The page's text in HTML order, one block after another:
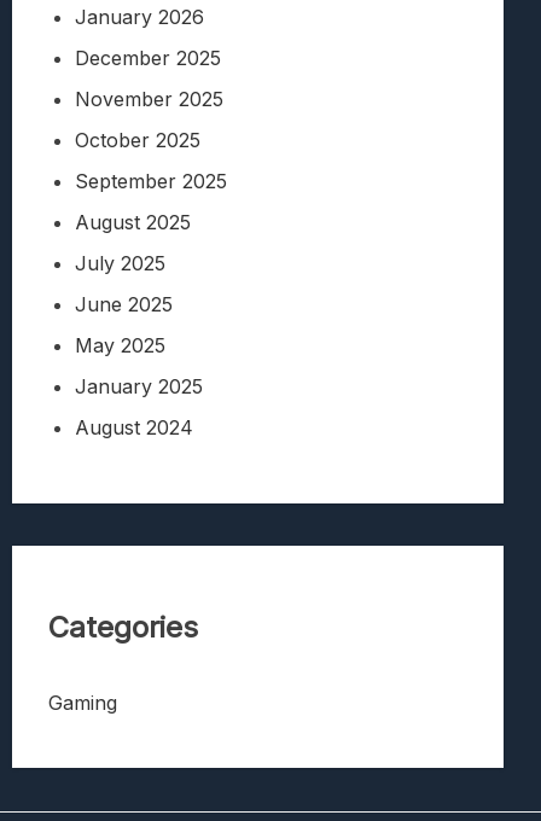
January 2026
December 2025
November 2025
October 2025
September 2025
August 2025
July 2025
June 2025
May 2025
January 2025
August 2024
Categories
Gaming